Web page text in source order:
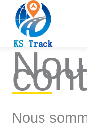
content
Nous